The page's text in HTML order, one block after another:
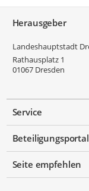
Herausgeber
Landeshauptstadt
Rathausplatz 1
01067 Dresden
Service
Beteiligungsportal
Seite empfehlen